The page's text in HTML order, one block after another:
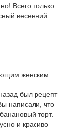
Всего только
весенний
женским
был рецепт
написали, что
торт.
и красиво